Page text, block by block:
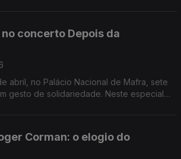
concerto Depois da
abril, no Palácio Nacional de Mafra, sete
gesto de solidariedade. Neste especial
Corman: o elogio do